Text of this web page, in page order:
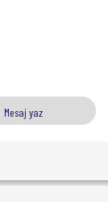
Mesaj yaz